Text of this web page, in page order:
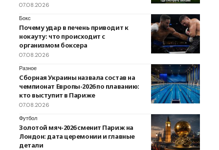
07.08.2026
Бокс
Почему удар в печень приводит к
нокауту: что происходит с
организмом боксера
07.08.2026
Разное
Сборная Украины назвала состав на
чемпионат Европы-2026 по плаванию:
кто выступит в Париже
07.08.2026
Футбол
Золотой мяч-2026 сменит Париж на
Лондон: дата церемонии и главные
детали